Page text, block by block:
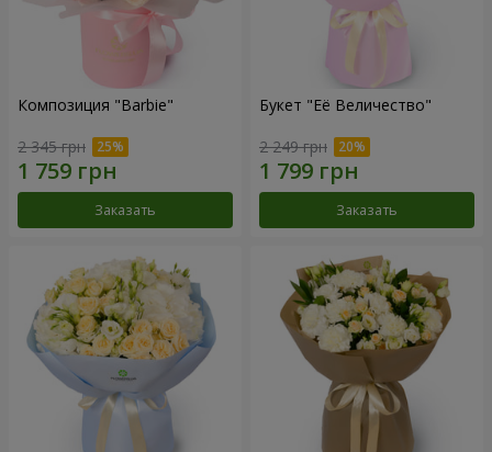
Композиция "Barbie"
2 345 грн
Заказать
Букет "Её Величество"
2 249 грн
Заказать